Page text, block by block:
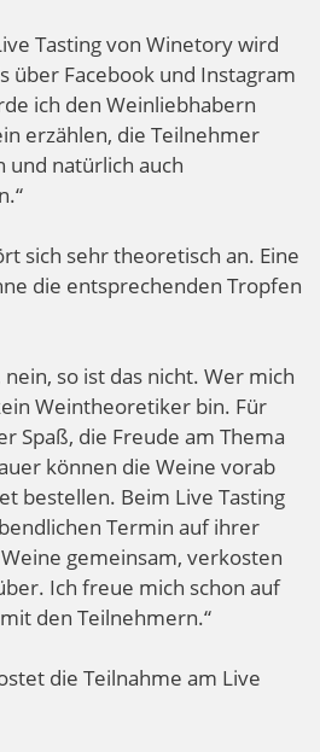
Tasting von Winetory wird
über Facebook und Instagram
ich den Weinliebhabern
erzählen, die Teilnehmer
und natürlich auch
sich sehr theoretisch an. Eine
die entsprechenden Tropfen
nein, so ist das nicht. Wer mich
Weintheoretiker bin. Für
Spaß, die Freude am Thema
können die Weine vorab
bestellen. Beim Live Tasting
Termin auf ihrer
gemeinsam, verkosten
Ich freue mich schon auf
den Teilnehmern.“
die Teilnahme am Live